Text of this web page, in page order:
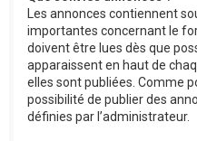
Les annonces contiennent
importantes concernant le
doivent être lues dès que
apparaissent en haut de
elles sont publiées. Comme
possibilité de publier des
définies par l’administrateur.